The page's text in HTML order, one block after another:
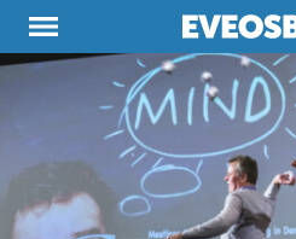
Themen Projekte
Destinationen
Über
Buchtipps
Newsletter